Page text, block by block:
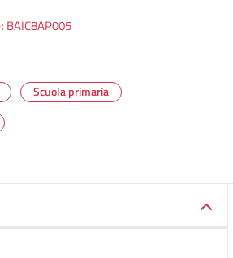
BAIC8AP005
Scuola primaria